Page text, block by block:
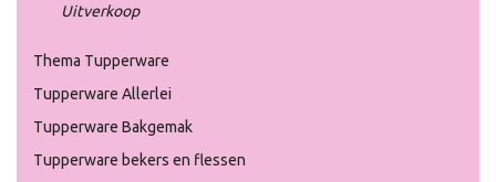
Uitverkoop
Thema Tupperware
Tupperware Allerlei
Tupperware Bakgemak
Tupperware bekers en flessen